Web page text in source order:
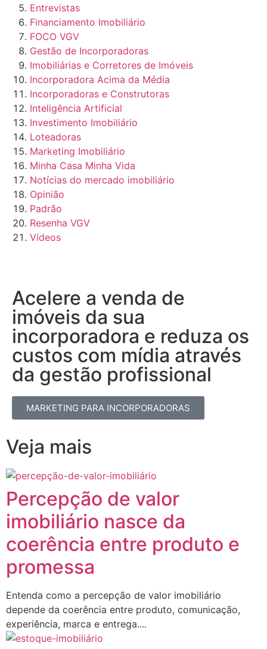
Entrevistas
Financiamento Imobiliário
FOCO VGV
Gestão de Incorporadoras
Imobiliárias e Corretores de Imóveis
Incorporadora Acima da Média
Incorporadoras e Construtoras
Inteligência Artificial
Investimento Imobiliário
Loteadoras
Marketing Imobiliário
Minha Casa Minha Vida
Notícias do mercado imobiliário
Opinião
Padrão
Resenha VGV
Vídeos
Acelere a venda de
imóveis da sua
incorporadora e reduza os
custos com mídia através
da gestão profissional​
MARKETING PARA INCORPORADORAS
Veja mais
Percepção de valor
imobiliário nasce da
coerência entre produto e
promessa
Entenda como a percepção de valor imobiliário
depende da coerência entre produto, comunicação,
experiência, marca e entrega....